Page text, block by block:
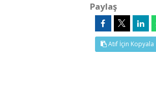
Paylaş
Atıf İçin Kopyala